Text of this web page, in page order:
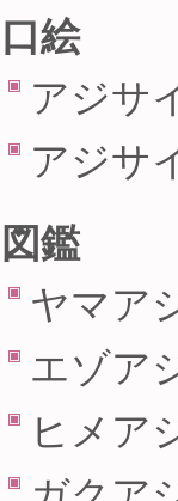
口絵
アジサ
アジサ
図鑑
ヤマア
エゾア
ヒメア